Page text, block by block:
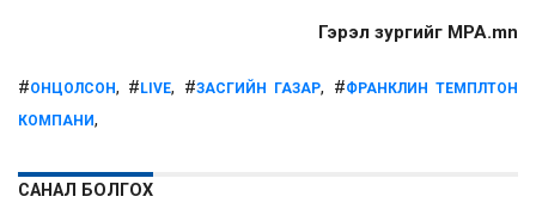
Гэрэл зургийг MPA.mn
#ОНЦОЛСОН, # LIVE, #ЗАСГИЙН ГАЗАР, #ФРАНКЛИН ТЕМПЛТОН
КОМПАНИ,
САНАЛ БОЛГОХ